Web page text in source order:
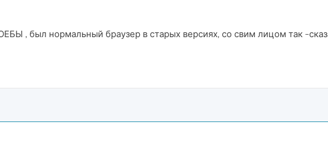
, был нормальный браузер в старых версиях, со свим лицом так -